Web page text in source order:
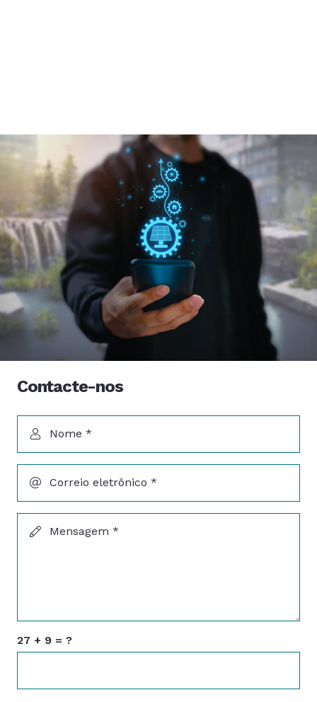
Contacte-nos
Nome *
Correio eletrônico *
Mensagem *
27 + 9 = ?